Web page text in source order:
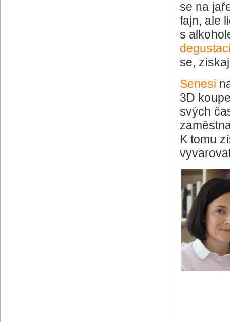
se na
fajn, ale
s
se,
Senesi
3D
svých
K tomu